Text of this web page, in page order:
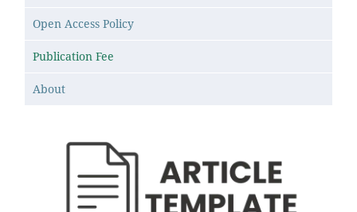
Open Access Policy
Publication Fee
About